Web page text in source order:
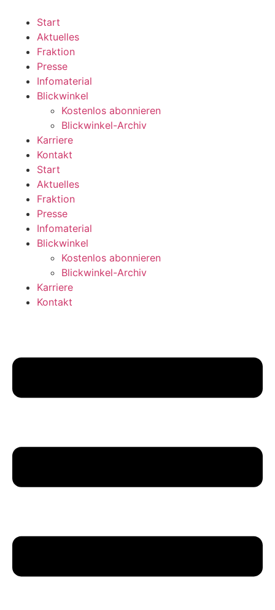
wechseln
Start
Aktuelles
Fraktion
Presse
Infomaterial
Blickwinkel
Kostenlos abonnieren
Blickwinkel-Archiv
Karriere
Kontakt
Start
Aktuelles
Fraktion
Presse
Infomaterial
Blickwinkel
Kostenlos abonnieren
Blickwinkel-Archiv
Karriere
Kontakt